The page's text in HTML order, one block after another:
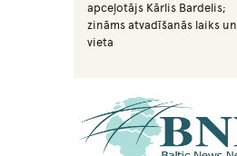
apceļotājs Kārlis Bardelis;
zināms atvadīšanās laiks un
vieta